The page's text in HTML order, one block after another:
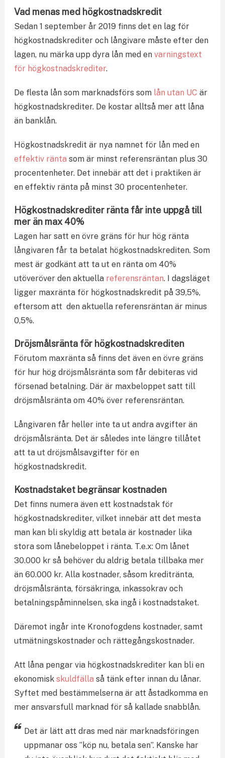
Vad menas med högkostnadskredit
Sedan 1 september år 2019 finns det en lag för
högkostnadskrediter och långivare måste efter den
lagen, nu märka upp dyra lån med en varningstext
för högkostnadskrediter.
De flesta lån som marknadsförs som lån utan UC är
högkostnadskrediter. De kostar alltså mer att låna
än banklån.
Högkostnadskredit är nya namnet för lån med en
effektiv ränta som är minst referensräntan plus 30
procentenheter. Det innebär att det i praktiken är
en effektiv ränta på minst 30 procentenheter.
Högkostnadskrediter ränta får inte uppgå till
mer än max 40%
Lagen har satt en övre gräns för hur hög ränta
långivaren får ta betalat högkostnadskrediten. Som
mest är godkänt att ta ut en ränta om 40%
utöveröver den aktuella referensräntan. I dagsläget
ligger maxränta för högkostnadskredit på 39,5%,
eftersom att den aktuella referensräntan är minus
0,5%.
Dröjsmålsränta för högkostnadskrediten
Förutom maxränta så finns det även en övre gräns
för hur hög dröjsmålsränta som får debiteras vid
försenad betalning. Där är maxbeloppet satt till
dröjsmålsränta om 40% över referensräntan.
Långivaren får heller inte ta ut andra avgifter än
dröjsmålsränta. Det är således inte längre tillåtet
att ta ut dröjsmålsavgifter för en
högkostnadskredit.
Kostnadstaket begränsar kostnaden
Det finns numera även ett kostnadstak för
högkostnadskrediter, vilket innebär att det mesta
man kan bli skyldig att betala är kostnader lika
stora som lånebeloppet i ränta. T.e.x: Om lånet
30.000 kr så behöver du aldrig betala tillbaka mer
än 60.000 kr. Alla kostnader, såsom kreditränta,
dröjsmålsränta, försäkringa, inkassokrav och
betalningspåminnelsen, ska ingå i kostnadstaket.
Däremot ingår inte Kronofogdens kostnader, samt
utmätningskostnader och rättegångskostnader.
Att låna pengar via högkostnadskrediter kan bli en
ekonomisk skuldfälla så tänk efter innan du lånar.
Syftet med bestämmelserna är att åstadkomma en
mer ansvarsfull marknad för så kallade snabblån.
Det är lätt att dras med när marknadsföringen
uppmanar oss ”köp nu, betala sen”. Kanske har